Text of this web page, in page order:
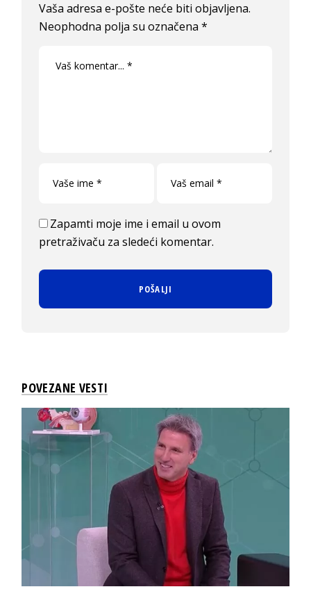
Vaša adresa e-pošte neće biti objavljena.
Neophodna polja su označena*
Zapamti moje ime i email u ovom
pretraživaču za sledeći komentar.
POVEZANE VESTI